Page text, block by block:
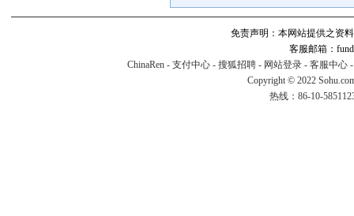
免责声明：本网站提供之资
客服邮箱：
ChinaRen - 支付中心 - 搜狐招聘 - 网站登录 - 客服中心
Copyright © 2022
热线：86-10-